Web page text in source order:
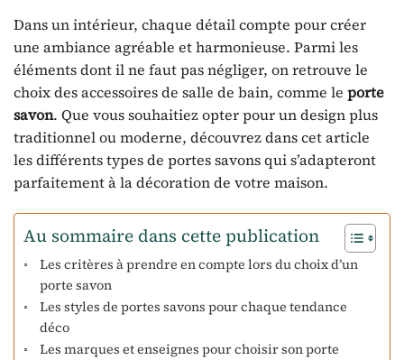
Dans un intérieur, chaque détail compte pour créer
une ambiance agréable et harmonieuse. Parmi les
éléments dont il ne faut pas négliger, on retrouve le
choix des accessoires de salle de bain, comme le porte
savon. Que vous souhaitiez opter pour un design plus
traditionnel ou moderne, découvrez dans cet article
les différents types de portes savons qui s’adapteront
parfaitement à la décoration de votre maison.
Au sommaire dans cette publication
Les critères à prendre en compte lors du choix d’un
porte savon
Les styles de portes savons pour chaque tendance
déco
Les marques et enseignes pour choisir son porte